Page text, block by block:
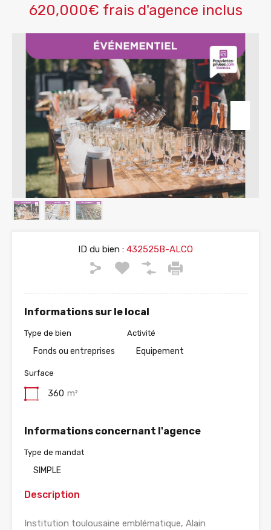
620,000€ frais d'agence inclus
ID du bien : 432525B-ALCO
Informations sur le local
Type de bien
Fonds ou entreprises
Activité
Equipement
Surface
360 m²
Informations concernant l'agence
Type de mandat
SIMPLE
Description
Institution toulousaine emblématique, Alain